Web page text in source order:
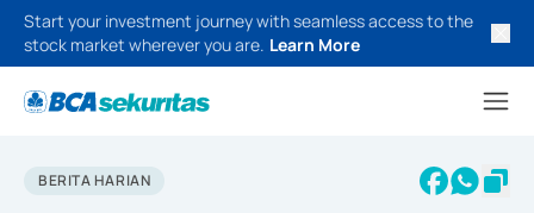
Start your investment journey with seamless access to the
stock market wherever you are. Learn More
BERITA HARIAN